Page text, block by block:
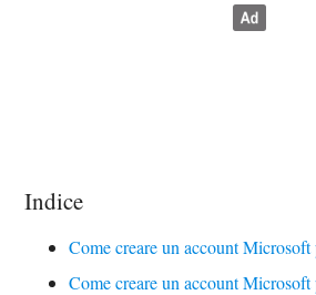
Indice
Come creare un account
Come creare un account